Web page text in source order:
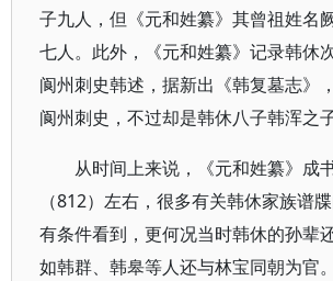
子九人，但《元和姓纂》其曾祖姓名
七人。此外，《元和姓纂》记录韩休
阆州刺史韩述，据新出《韩复墓志》
阆州刺史，不过却是韩休八子韩浑之子
从时间上来说，《元和姓纂》成
（812）左右，很多有关韩休家族谱
有条件看到，更何况当时韩休的孙辈
如韩群、韩皋等人还与林宝同朝为官